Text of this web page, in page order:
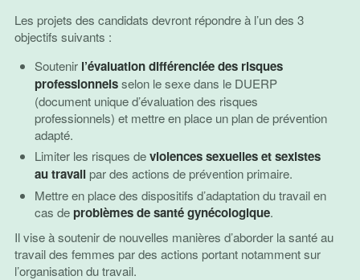
Les projets des candidats devront répondre à l’un des 3
objectifs suivants :
Soutenirl’évaluation différenciée des risques
professionnelsselon le sexe dans le DUERP
(document unique d’évaluation des risques
professionnels) et mettre en place un plan de prévention
adapté.
Limiter les risques deviolences sexuelles et sexistes
au travailpar des actions de prévention primaire.
Mettre en place des dispositifs d’adaptation du travail en
cas de problèmes de santé gynécologique.
Il vise à soutenir de nouvelles manières d’aborder la santé au
travail des femmes par des actions portant notamment sur
l’organisation du travail.